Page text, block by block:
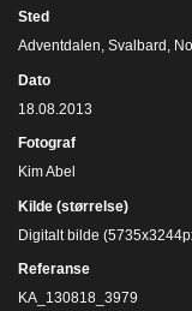
Sted
Adventdalen, Svalbard,
Dato
18.08.2013
Fotograf
Kim Abel
Kilde (størrelse)
Digitalt bilde
Referanse
KA_130818_3979